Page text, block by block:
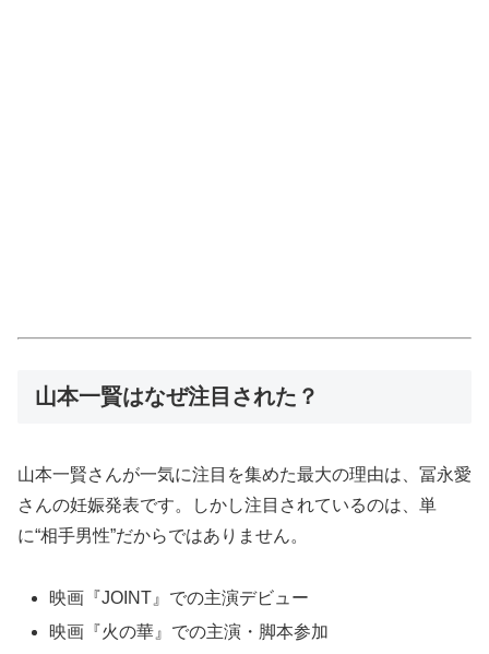
山本一賢はなぜ注目された？
山本一賢さんが一気に注目を集めた最大の理由は、冨永愛
さんの妊娠発表です。しかし注目されているのは、単
に“相手男性”だからではありません。
映画『JOINT』での主演デビュー
映画『火の華』での主演・脚本参加